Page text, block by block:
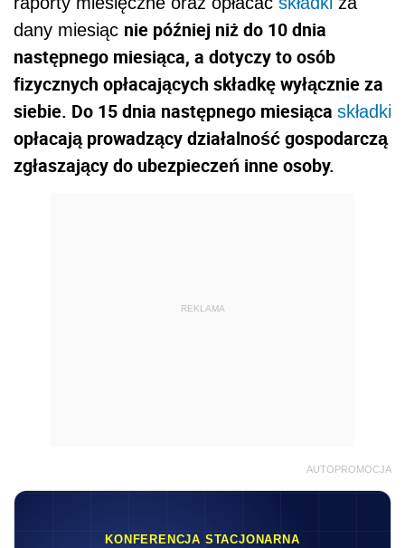
dany miesiąc nie później niż do 10 dnia
następnego miesiąca, a dotyczy to osób
fizycznych opłacających składkę wyłącznie za
siebie. Do 15 dnia następnego miesiąca składki
opłacają prowadzący działalność gospodarczą
zgłaszający do ubezpieczeń inne osoby.
REKLAMA
AUTOPROMOCJA
KONFERENCJA STACJONARNA